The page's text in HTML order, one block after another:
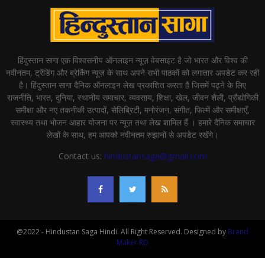
हिंदुस्तान सागा एक विश्वसनीय ऑनलाइन न्यूज़ वेबसाइट है जो भारत और विश्व की
नवीनतम, ट्रेंडिंग और ब्रेकिंग न्यूज़ के साथ अपने सभी पाठकों को लगातार अपडेट कर रही
है। हिंदुस्तान सागा दैनिक ऑनलाइन लेख प्रकाशित करता है जिसमें पढ़ने के लिए
राजनीति, भारत, दुनिया, स्थानीय समाचार, व्यवसाय, शिक्षा, खेल, जीवन शैली, प्रौद्योगिकी
समीक्षा और नए तकनीकी उत्पादों, सेलिब्रिटी, मनोरंजन, संगीत, फिल्में और समीक्षाएँ,
स्वास्थ्य तथा भोजन आहार योजना पर न्यूज़ तथा लेख शामिल हैं । हमारे दैनिक समाचार
लेखों के साथ, हम आपको नवीनतम रुझानों से अपडेट रखेंगे।
Contact us: hindustansaga@gmail.com
@2022 - Hindustan Saga Hindi. All Right Reserved. Designed by Brand
Maker RD